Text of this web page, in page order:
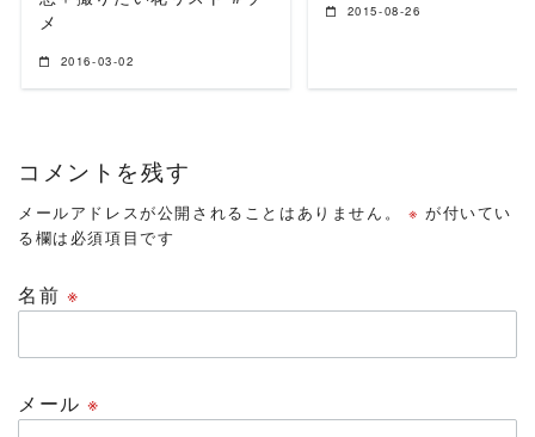
メ
2016-03-02
2015-08-26
コメントを残す
メールアドレスが公開されることはありません。 ※ が付いてい
る欄は必須項目です
名前 ※
メール※